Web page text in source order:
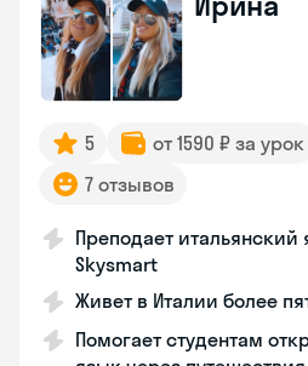
5 от 1590 ₽ за урок
7 отзывов
Преподает
Skysmart
Живет в Италии более
Помогает студентам